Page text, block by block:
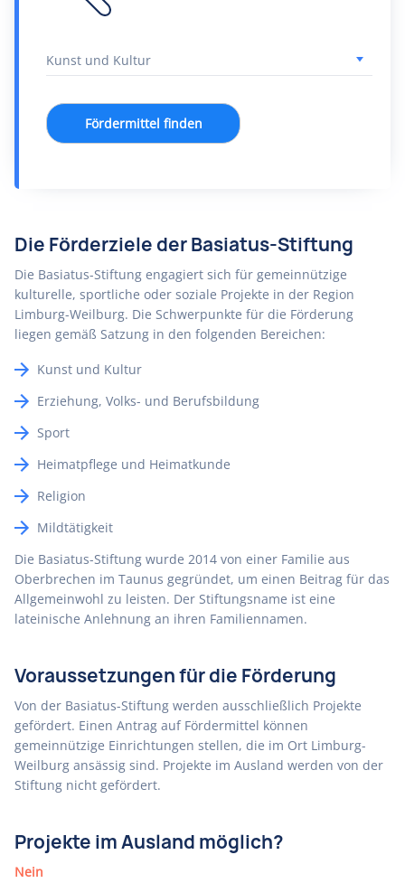
Fördermittel finden
Die Förderziele der Basiatus-Stiftung
Die Basiatus-Stiftung engagiert sich für gemeinnützige
kulturelle, sportliche oder soziale Projekte in der Region
Limburg-Weilburg. Die Schwerpunkte für die Förderung
liegen gemäß Satzung in den folgenden Bereichen:
Kunst und Kultur
Erziehung, Volks- und Berufsbildung
Sport
Heimatpflege und Heimatkunde
Religion
Mildtätigkeit
Die Basiatus-Stiftung wurde 2014 von einer Familie aus
Oberbrechen im Taunus gegründet, um einen Beitrag für das
Allgemeinwohl zu leisten. Der Stiftungsname ist eine
lateinische Anlehnung an ihren Familiennamen.
Voraussetzungen für die Förderung
Von der Basiatus-Stiftung werden ausschließlich Projekte
gefördert. Einen Antrag auf Fördermittel können
gemeinnützige Einrichtungen stellen, die im Ort Limburg-
Weilburg ansässig sind. Projekte im Ausland werden von der
Stiftung nicht gefördert.
Projekte im Ausland möglich?
Nein